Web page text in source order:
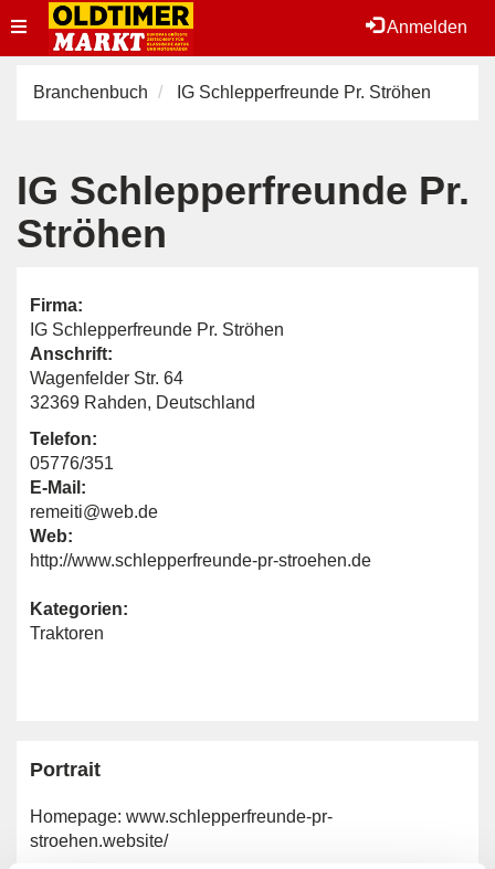
Anmelden
Toggle
navigation
Branchenbuch IG Schlepperfreunde Pr. Ströhen
IG Schlepperfreunde Pr.
Ströhen
Firma:
IG Schlepperfreunde Pr. Ströhen
Anschrift:
Wagenfelder Str. 64
32369 Rahden, Deutschland
Telefon:
05776/351
E-Mail:
remeiti@web.de
Web:
http://www.schlepperfreunde-pr-stroehen.de
Kategorien:
Traktoren
Portrait
Homepage: www.schlepperfreunde-pr-
stroehen.website/